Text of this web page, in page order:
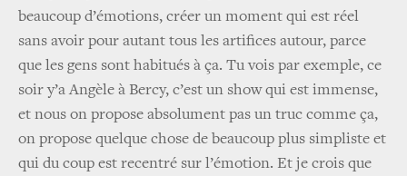
beaucoup d’émotions, créer un moment qui est réel
sans avoir pour autant tous les artifices autour, parce
que les gens sont habitués à ça. Tu vois par exemple, ce
soir y’a Angèle à Bercy, c’est un show qui est immense,
et nous on propose absolument pas un truc comme ça,
on propose quelque chose de beaucoup plus simpliste et
qui du coup est recentré sur l’émotion. Et je crois que